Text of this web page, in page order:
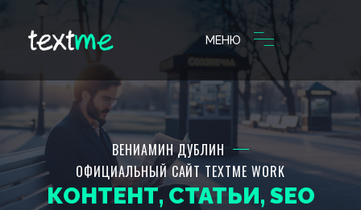
МЕНЮ
ВЕНИАМИН ДУБЛИН
ОФИЦИАЛЬНЫЙ САЙТ TEXTME WORK
КОНТЕНТ, СТАТЬИ, SEO